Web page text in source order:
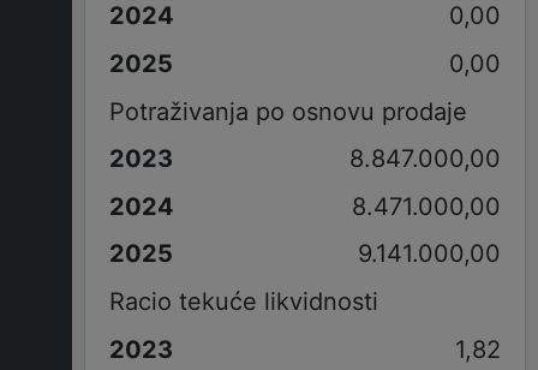
0,00
0,00
Potraživanja po osnovu prodaje
8.847.000,00
8.471.000,00
9.141.000,00
Racio tekuće likvidnosti
1,82